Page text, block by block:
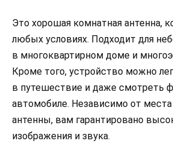
Это хорошая комнатная антенна,
любых условиях. Подходит для
в многоквартирном доме и
Кроме того, устройство можно
в путешествие и даже смотреть
автомобиле. Независимо от
антенны, вам гарантировано
изображения и звука.